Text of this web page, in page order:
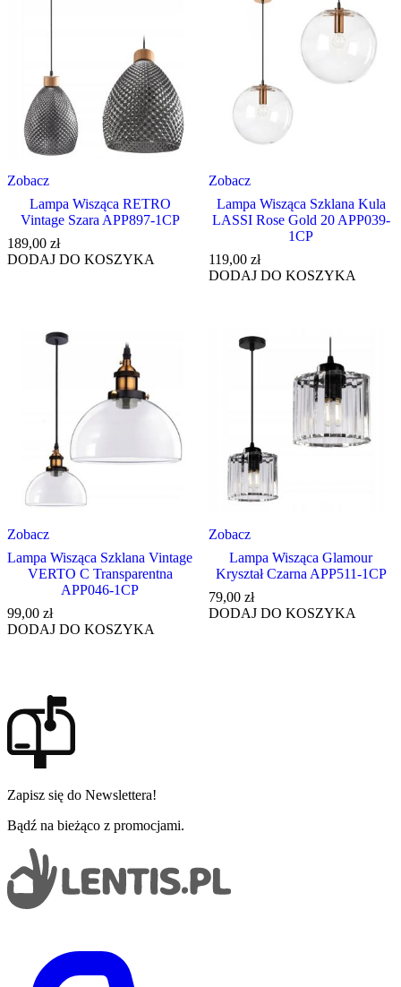
Zobacz
Lampa Wisząca RETRO
Vintage Szara APP897-1CP
189,00 zł
DODAJ DO KOSZYKA
Zobacz
Lampa Wisząca Szklana Kula
LASSI Rose Gold 20 APP039-
1CP
119,00 zł
DODAJ DO KOSZYKA
Zobacz
Lampa Wisząca Szklana Vintage
VERTO C Transparentna
APP046-1CP
99,00 zł
DODAJ DO KOSZYKA
Zobacz
Lampa Wisząca Glamour
Kryształ Czarna APP511-1CP
79,00 zł
DODAJ DO KOSZYKA
Zapisz się do Newslettera!
Bądź na bieżąco z promocjami.